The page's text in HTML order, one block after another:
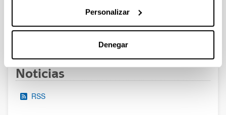
Personalizar
Denegar
PáginaPágina
Noticias
RSS